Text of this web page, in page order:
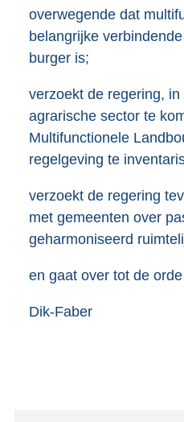
overwegende dat
belangrijke
burger is;
verzoekt de regering,
agrarische sector te
Multifunctionele
regelgeving te
verzoekt de regering
met gemeenten over
geharmoniseerd
en gaat over tot de
Dik-Faber